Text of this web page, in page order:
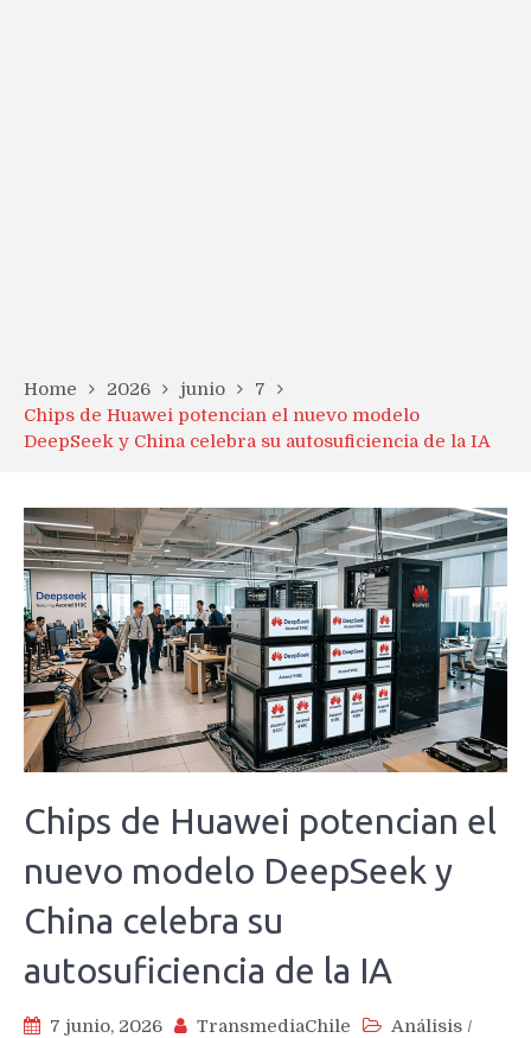
Home 2026 junio
7
Chips de Huawei potencian el nuevo modelo
DeepSeek y China celebra su autosuficiencia de la IA
Chips de Huawei potencian el
nuevo modelo DeepSeek y
China celebra su
autosuficiencia de la IA
7 junio, 2026 TransmediaChile Análisis /